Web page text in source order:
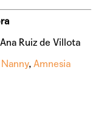
Ruiz de Villota
, Amnesia